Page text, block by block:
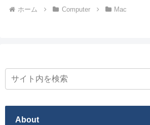
ホーム Computer Mac
About